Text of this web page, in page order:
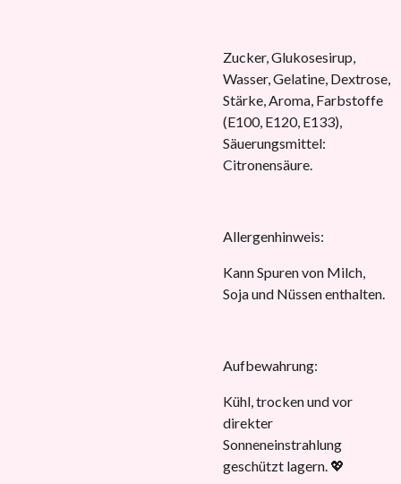
Zucker, Glukosesirup,
Wasser, Gelatine, Dextrose,
Stärke, Aroma, Farbstoffe
(E100, E120, E133),
Säuerungsmittel:
Citronensäure.
Allergenhinweis:
Kann Spuren von Milch,
Soja und Nüssen enthalten.
Aufbewahrung:
Kühl, trocken und vor
direkter
Sonneneinstrahlung
geschützt lagern. 💖